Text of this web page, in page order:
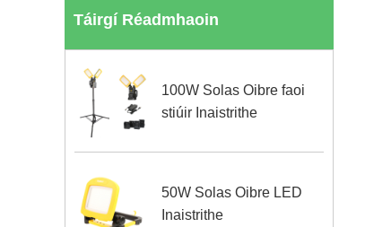
Táirgí Réadmhaoin
100W Solas Oibre faoi
stiúir Inaistrithe
50W Solas Oibre LED
Inaistrithe